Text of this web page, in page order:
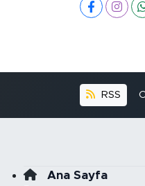
RSS
Ana Sayfa